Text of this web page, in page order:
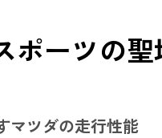
インと技術力
ポーツの
マツダの走行性能